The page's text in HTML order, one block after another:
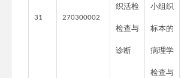
31 270300002
织活检
检查与
诊断
小组织
标本的
病理学
检查与